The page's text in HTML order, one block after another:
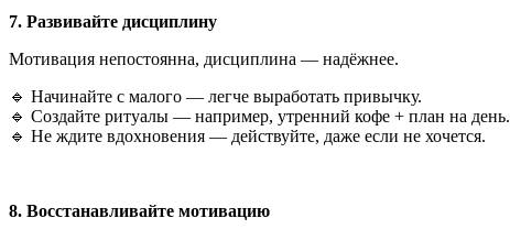
7. Развивайте дисциплину
Мотивация непостоянна, дисциплина — надёжнее.
🔹 Начинайте с малого — легче выработать привычку.
🔹 Создайте ритуалы — например, утренний кофе + план на день.
🔹 Не ждите вдохновения — действуйте, даже если не хочется.
8. Восстанавливайте мотивацию